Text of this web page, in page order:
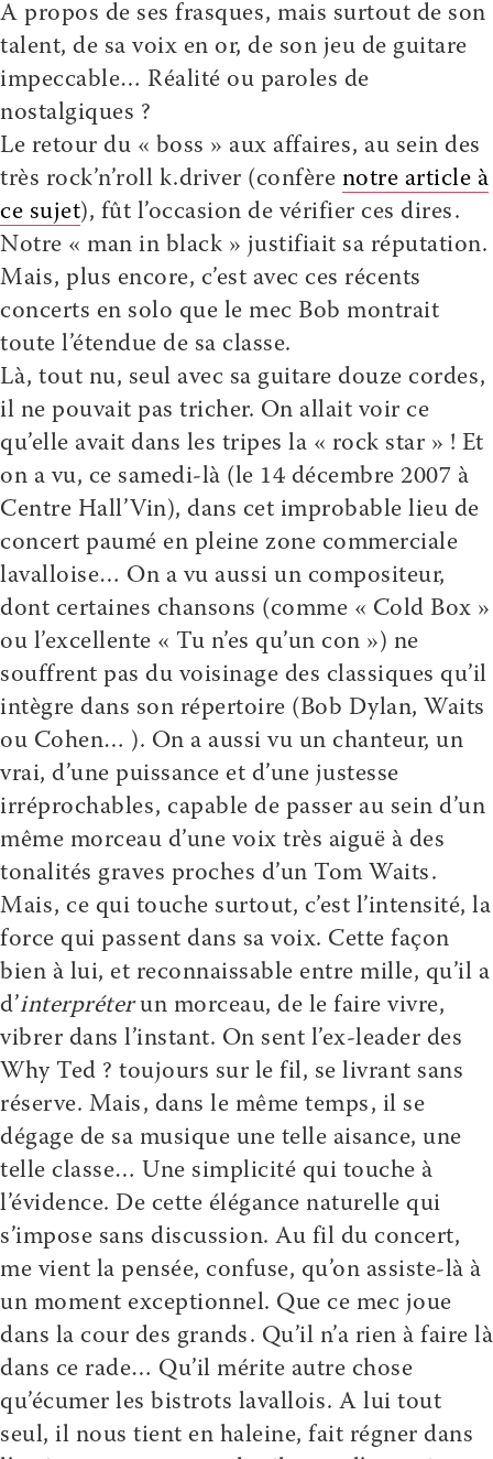
A propos de ses frasques, mais surtout de son
talent, de sa voix en or, de son jeu de guitare
impeccable… Réalité ou paroles de
nostalgiques ?
Le retour du « boss » aux affaires, au sein des
très rock’n’roll k.driver (confère notre article à
ce sujet), fût l’occasion de vérifier ces dires.
Notre « man in black » justifiait sa réputation.
Mais, plus encore, c’est avec ces récents
concerts en solo que le mec Bob montrait
toute l’étendue de sa classe.
Là, tout nu, seul avec sa guitare douze cordes,
il ne pouvait pas tricher. On allait voir ce
qu’elle avait dans les tripes la « rock star » ! Et
on a vu, ce samedi-là (le 14 décembre 2007 à
Centre Hall’Vin), dans cet improbable lieu de
concert paumé en pleine zone commerciale
lavalloise… On a vu aussi un compositeur,
dont certaines chansons (comme « Cold Box »
ou l’excellente « Tu n’es qu’un con ») ne
souffrent pas du voisinage des classiques qu’il
intègre dans son répertoire (Bob Dylan, Waits
ou Cohen… ). On a aussi vu un chanteur, un
vrai, d’une puissance et d’une justesse
irréprochables, capable de passer au sein d’un
même morceau d’une voix très aiguë à des
tonalités graves proches d’un Tom Waits.
Mais, ce qui touche surtout, c’est l’intensité, la
force qui passent dans sa voix. Cette façon
bien à lui, et reconnaissable entre mille, qu’il a
d’interpréterun morceau, de le faire vivre,
vibrer dans l’instant. On sent l’ex-leader des
Why Ted ? toujours sur le fil, se livrant sans
réserve. Mais, dans le même temps, il se
dégage de sa musique une telle aisance, une
telle classe… Une simplicité qui touche à
l’évidence. De cette élégance naturelle qui
s’impose sans discussion. Au fil du concert,
me vient la pensée, confuse, qu’on assiste-là à
un moment exceptionnel. Que ce mec joue
dans la cour des grands. Qu’il n’a rien à faire là
dans ce rade… Qu’il mérite autre chose
qu’écumer les bistrots lavallois. A lui tout
seul, il nous tient en haleine, fait régner dans